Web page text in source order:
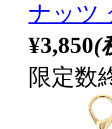
ナッツ
¥3,850(
限定数